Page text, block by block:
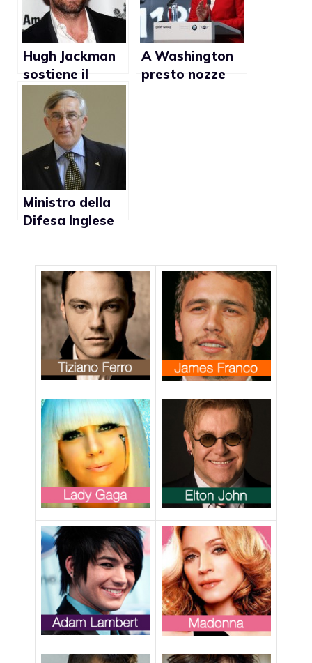
Hugh Jackman
sostiene il
matrimonio gay
in Australia
A Washington
presto nozze
Ministro della
Difesa Inglese
matrimonio gay
è un passo
troppo lungo”